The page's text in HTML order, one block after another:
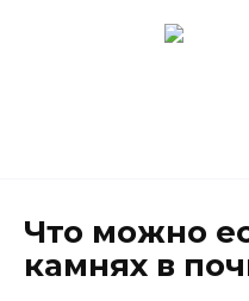
Что можно
камнях в